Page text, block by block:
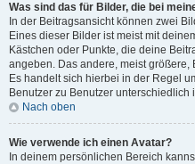
Was sind das für Bilder, die bei
In der Beitragsansicht können zwei
Eines dieser Bilder ist meist mit
Kästchen oder Punkte, die deine
angeben. Das andere, meist größere,
Es handelt sich hierbei in der Regel
Benutzer zu Benutzer unterschiedlich
Nach oben
Wie verwende ich einen Avatar?
In deinem persönlichen Bereich